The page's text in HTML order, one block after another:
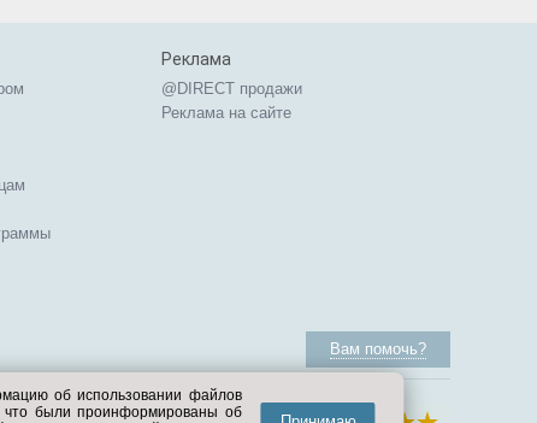
Реклама
@DIRECT продажи
Реклама на сайте
Вам помочь?
об использовании файлов
что были проинформированы об